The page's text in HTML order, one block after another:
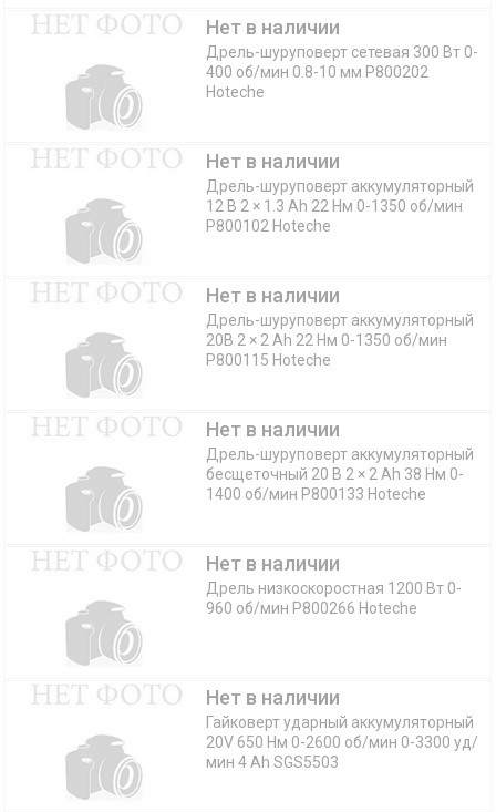
Нет в наличии
Дрель-шуруповерт сетевая 300 Вт 0-
400 об/мин 0.8-10 мм P800202
Hoteche
Нет в наличии
Дрель-шуруповерт аккумуляторный
12 В 2 × 1.3 Ah 22 Нм 0-1350 об/мин
P800102 Hoteche
Нет в наличии
Дрель-шуруповерт аккумуляторный
20В 2 × 2 Ah 22 Нм 0-1350 об/мин
P800115 Hoteche
Нет в наличии
Дрель-шуруповерт аккумуляторный
бесщеточный 20 В 2 × 2 Ah 38 Нм 0-
1400 об/мин P800133 Hoteche
Нет в наличии
Дрель низкоскоростная 1200 Вт 0-
960 об/мин P800266 Hoteche
Нет в наличии
Гайковерт ударный аккумуляторный
20V 650 Нм 0-2600 об/мин 0-3300 уд/
мин 4 Ah SGS5503